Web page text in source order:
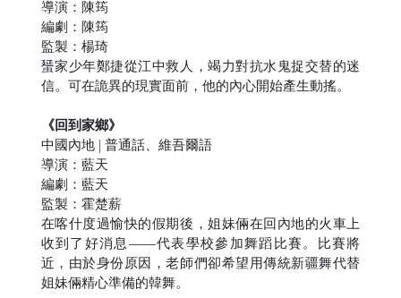
導演：陳筠
編劇：陳筠
監製：楊琦
蜑家少年鄭捷從江中救人，竭力對抗水鬼捉交替的迷
信。可在詭異的現實面前，他的內心開始產生動搖。
《回到家鄉》
中國內地 | 普通話、維吾爾語
導演：藍天
編劇：藍天
監製：霍楚薪
在喀什度過愉快的假期後，姐妹倆在回內地的火車上
收到了好消息——代表學校參加舞蹈比賽。比賽將
近，由於身份原因，老師們卻希望用傳統新疆舞代替
姐妹倆精心準備的韓舞。